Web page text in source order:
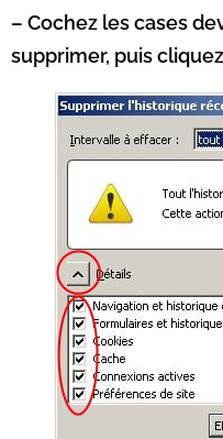
– Cochez les cases
supprimer, puis